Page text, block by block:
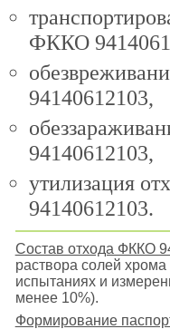
ФККО
94140612103,
94140612103,
утилизация
94140612103.
Состав отхода ФККО
раствора солей хрома
испытаниях и
менее 10%).
Формирование